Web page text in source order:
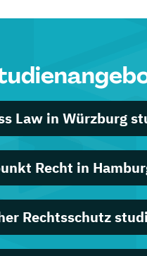
Law in Würzburg
Recht in
Rechtsschutz